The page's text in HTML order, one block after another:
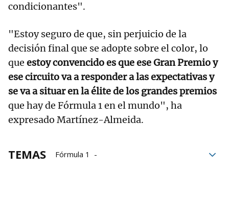
condicionantes".
"Estoy seguro de que, sin perjuicio de la
decisión final que se adopte sobre el color, lo
que estoy convencido es que ese Gran Premio y
ese circuito va a responder a las expectativas y
se va a situar en la élite de los grandes premios
que hay de Fórmula 1 en el mundo", ha
expresado Martínez-Almeida.
TEMAS
Fórmula 1